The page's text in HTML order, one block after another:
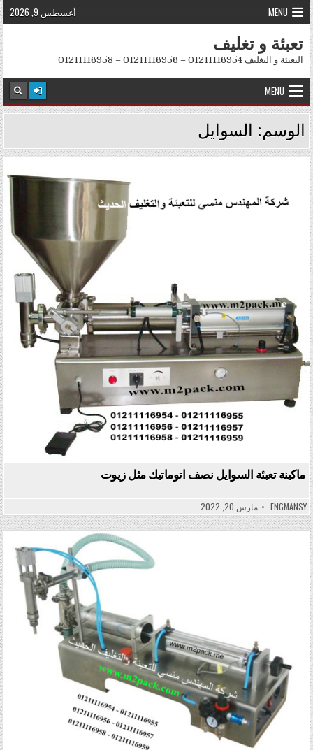
Skip to content
MENU أغسطس 9, 2026
تعبئة و تغليف
التعبئة و التغليف 01211116954 – 01211116956 – 01211116958
MENU
الوسم: السوايل
ماكينة تعبئة السوايل نصف اتوماتيك مثل زيوت
ENGMANSY مارس 20, 2022